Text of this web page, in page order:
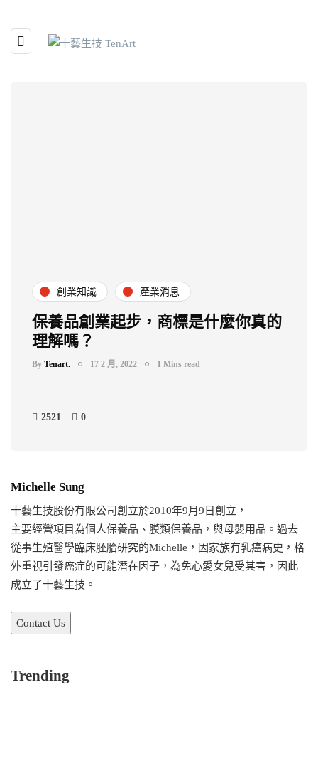
創業知識 產業消息
保養品創業起步，商標是什麼你真的
理解嗎？
By Tenart. 17 2 月, 2022 1 Mins read
2521 0
Michelle Sung
十藝生技股份有限公司創立於2010年9月9日創立，
主要經營項目為個人保養品、膜類保養品，與母嬰用品。過去
從事生殖醫學臨床胚胎研究的Michelle，因家族有乳癌病史，格
外重視引發癌症的可能潛在因子，為免心愛女兒受其害，因此
成立了十藝生技。
Contact Us
Trending